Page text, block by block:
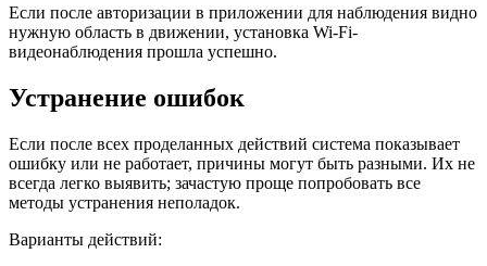
Если после авторизации в приложении для наблюдения видно
нужную область в движении, установка Wi-Fi-
видеонаблюдения прошла успешно.
Устранение ошибок
Если после всех проделанных действий система показывает
ошибку или не работает, причины могут быть разными. Их не
всегда легко выявить; зачастую проще попробовать все
методы устранения неполадок.
Варианты действий: